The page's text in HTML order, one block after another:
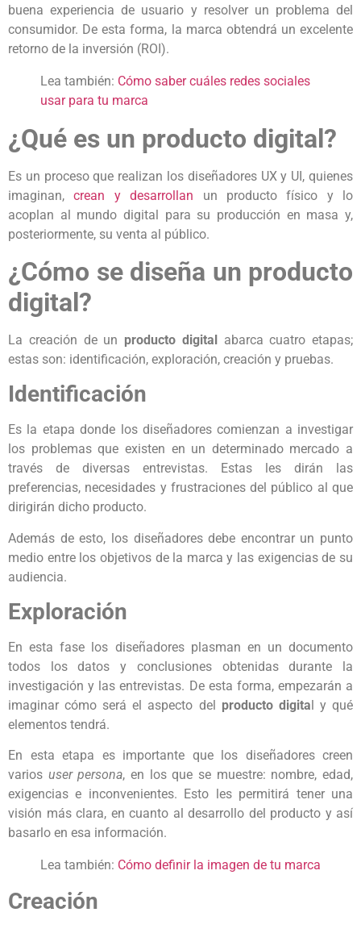
buena experiencia de usuario y resolver un problema del
consumidor. De esta forma, la marca obtendrá un excelente
retorno de la inversión (ROI).
Lea también: Cómo saber cuáles redes sociales
usar para tu marca
¿Qué es un producto digital?
Es un proceso que realizan los diseñadores UX y UI, quienes
imaginan,crean y desarrollan un producto físico y lo
acoplan al mundo digital para su producción en masa y,
posteriormente, su venta al público.
¿Cómo se diseña un producto
digital?
La creación de un producto digitalabarca cuatro etapas;
estas son: identificación, exploración, creación y pruebas.
Identificación
Es la etapa donde los diseñadores comienzan a investigar
los problemas que existen en un determinado mercado a
través de diversas entrevistas. Estas les dirán las
preferencias, necesidades y frustraciones del público al que
dirigirán dicho producto.
Además de esto, los diseñadores debe encontrar un punto
medio entre los objetivos de la marca y las exigencias de su
audiencia.
Exploración
En esta fase los diseñadores plasman en un documento
todos los datos y conclusiones obtenidas durante la
investigación y las entrevistas. De esta forma, empezarán a
imaginar cómo será el aspecto del producto digital y qué
elementos tendrá.
En esta etapa es importante que los diseñadores creen
varios user persona, en los que se muestre: nombre, edad,
exigencias e inconvenientes. Esto les permitirá tener una
visión más clara, en cuanto al desarrollo del producto y así
basarlo en esa información.
Lea también: Cómo definir la imagen de tu marca
Creación